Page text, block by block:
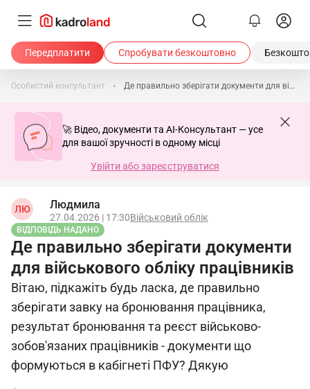
Передплатити Спробувати безкоштовно
Особистий консультант Де правильно зберігати документи для військового обліку працівників
🚀 Відео, документи та AI-Консультант — усе
для вашої зручності в одному місці
Увійти або зареєструватися
ЛЮ Людмила
27.04.2026 | 17:30Військовий облік
ВІДПОВІДЬ НАДАНО
Де правильно зберігати документи
для військового обліку працівників
Вітаю, підкажіть будь ласка, де правильно
зберігати завку на бронювання працівника,
результат бронювання та реєст військово-
зобов'язаних працівників - документи що
формуються в кабігнеті ПФУ? Дякую